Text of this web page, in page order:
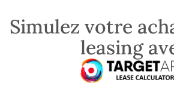
Simulez votre
leasing